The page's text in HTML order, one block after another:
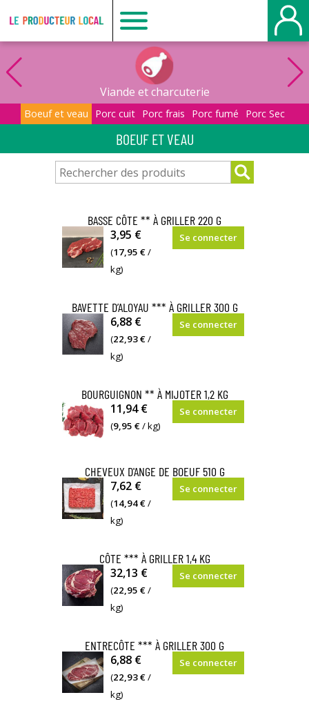
Le
producteur
local
-
Belbeuf
Viande et charcuterie
Boeuf et veau Porc cuit Porc frais Porc fumé Porc Sec
BOEUF ET VEAU
BASSE CÔTE ** À GRILLER 220 G
3,95 €
(17,95 €/
kg)
Se connecter
BAVETTE D’ALOYAU *** À GRILLER 300 G
6,88 €
(22,93 €/
kg)
Se connecter
BOURGUIGNON ** À MIJOTER 1,2 KG
11,94 €
(9,95 €/ kg)
Se connecter
CHEVEUX D'ANGE DE BOEUF 510 G
7,62 €
(14,94 €/
kg)
Se connecter
CÔTE *** À GRILLER 1,4 KG
32,13 €
(22,95 €/
kg)
Se connecter
ENTRECÔTE *** À GRILLER 300 G
6,88 €
(22,93 €/
kg)
Se connecter